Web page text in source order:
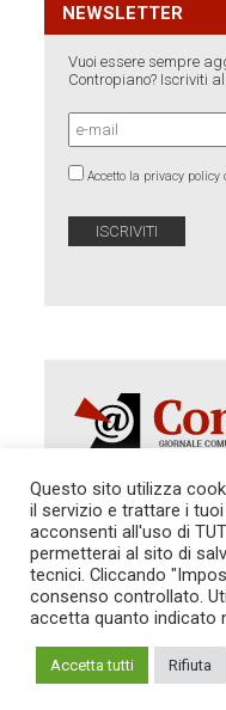
NEWSLETTER
Vuoi essere sempre
Contropiano? Iscriviti
Accetto la privacy policy
Autorizzazione del
dicembre 2014. Direttore
Cararo. Indirizzo:
Roma -
Tel. 06.640.122.19 -
TG CONTROPIANO
PRIVACY
COOKIE
Questo sito utilizza
il servizio e trattare i
acconsenti all'uso di
permetterai al sito di
tecnici. Cliccando
consenso controllato.
accetta quanto indicato
Accetta tutti Rifiuta